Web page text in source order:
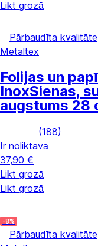
Likt grozā
Pārbaudīta kvalitāte
Metaltex
Folijas un
InoxSienas,
augstums 28
(188)
Ir noliktavā
37,90 €
Likt grozā
Likt grozā
-8%
Pārbaudīta kvalitāte